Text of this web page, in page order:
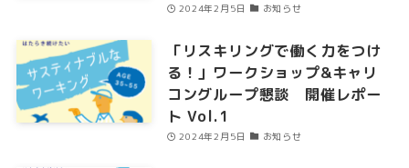
2024年2月5日 お知らせ
「リスキリングで働く力をつけ
る！」ワークショップ&キャリ
コングループ懇談 開催レポー
ト Vol.1
2024年2月5日 お知らせ